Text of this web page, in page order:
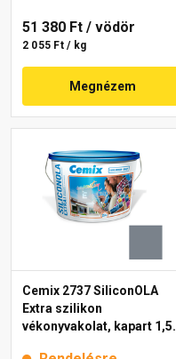
51 380 Ft / vödör
2 055 Ft / kg
Megnézem
Cemix 2737 SiliconOLA
Extra szilikon
vékonyvakolat, kapart 1,5